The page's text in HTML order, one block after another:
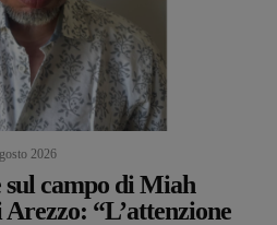
2026
sul campo di Miah
“L’attenzione